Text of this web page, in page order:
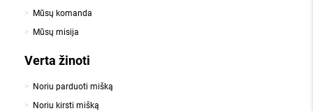
Mūsų komanda
Mūsų misija
Verta žinoti
Noriu parduoti mišką
Noriu kirsti mišką